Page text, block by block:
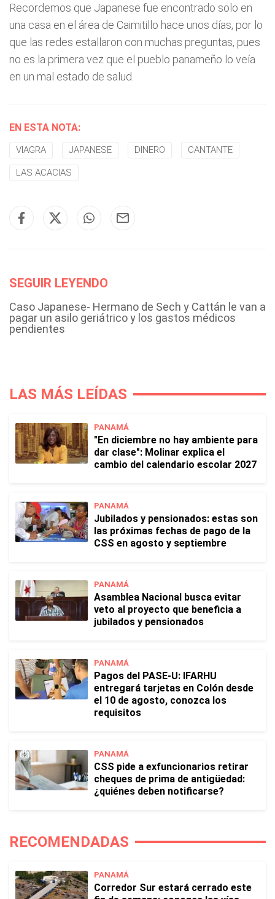
Recordemos que Japanese fue encontrado solo en
una casa en el área de Caimitillo hace unos días, por lo
que las redes estallaron con muchas preguntas, pues
no es la primera vez que el pueblo panameño lo veía
en un mal estado de salud.
EN ESTA NOTA:
VIAGRA JAPANESE DINERO CANTANTE
LAS ACACIAS
SEGUIR LEYENDO
Caso Japanese- Hermano de Sech y Cattán le van a
pagar un asilo geriátrico y los gastos médicos
pendientes
LAS MÁS LEÍDAS
PANAMÁ
"En diciembre no hay ambiente para
dar clase": Molinar explica el
cambio del calendario escolar 2027
PANAMÁ
Jubilados y pensionados: estas son
las próximas fechas de pago de la
CSS en agosto y septiembre
PANAMÁ
Asamblea Nacional busca evitar
veto al proyecto que beneficia a
jubilados y pensionados
PANAMÁ
Pagos del PASE-U: IFARHU
entregará tarjetas en Colón desde
el 10 de agosto, conozca los
requisitos
PANAMÁ
CSS pide a exfuncionarios retirar
cheques de prima de antigüedad:
¿quiénes deben notificarse?
RECOMENDADAS
PANAMÁ
Corredor Sur estará cerrado este